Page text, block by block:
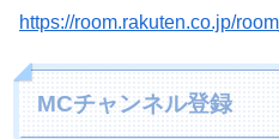
https://room.rakuten.co.jp/
MCチャンネル登録